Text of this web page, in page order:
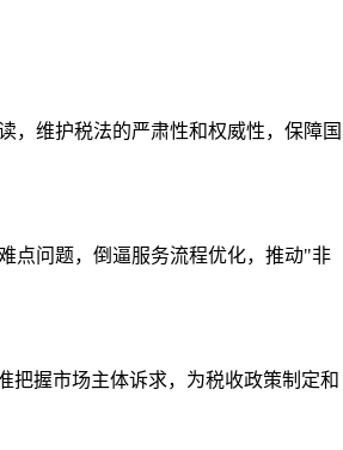
，维护税法的严肃性和权威性，保障国
点问题，倒逼服务流程优化，推动"非
把握市场主体诉求，为税收政策制定和